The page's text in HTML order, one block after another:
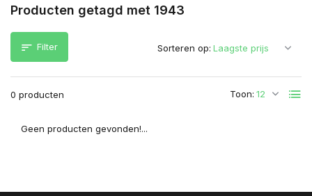
Producten getagd met 1943
Filter
0 producten Toon:
Sorteren op:
Geen producten gevonden!...